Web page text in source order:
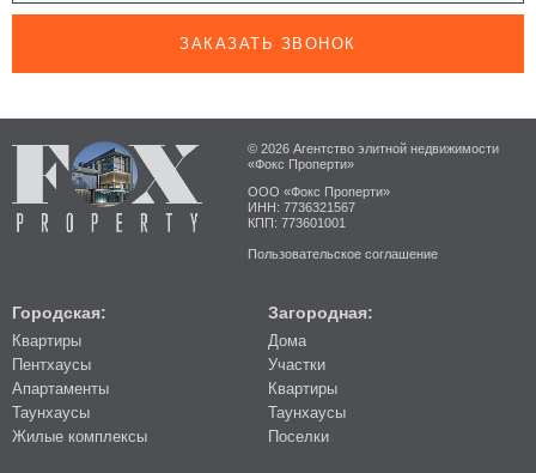
ЗАКАЗАТЬ ЗВОНОК
© 2026 Агентство элитной недвижимости
«Фокс Проперти»
ООО «Фокс Проперти»
ИНН: 7736321567
КПП: 773601001
Пользовательское соглашение
Городская:
Квартиры
Пентхаусы
Апартаменты
Таунхаусы
Жилые комплексы
Загородная:
Дома
Участки
Квартиры
Таунхаусы
Поселки